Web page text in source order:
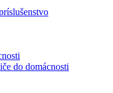
do domácnosti